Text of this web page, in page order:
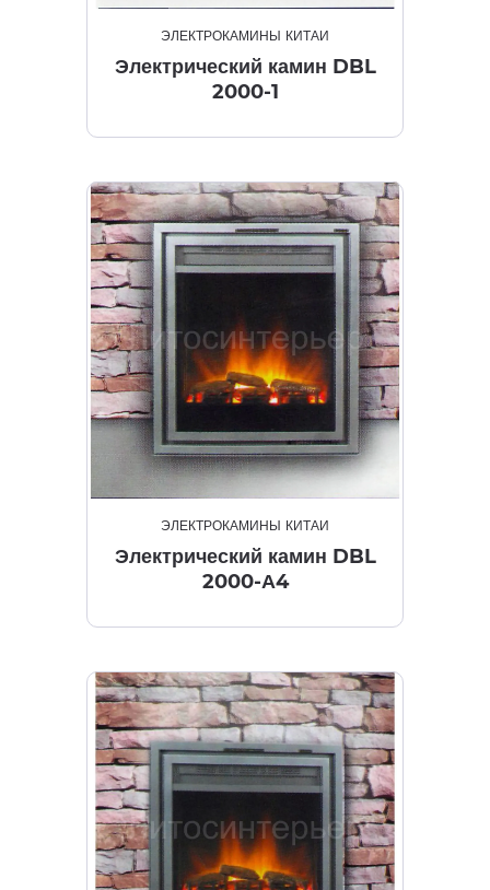
ЭЛЕКТРОКАМИНЫ КИТАЙ
Электрический камин DBL
2000-1
ЭЛЕКТРОКАМИНЫ КИТАЙ
Электрический камин DBL
2000-А4